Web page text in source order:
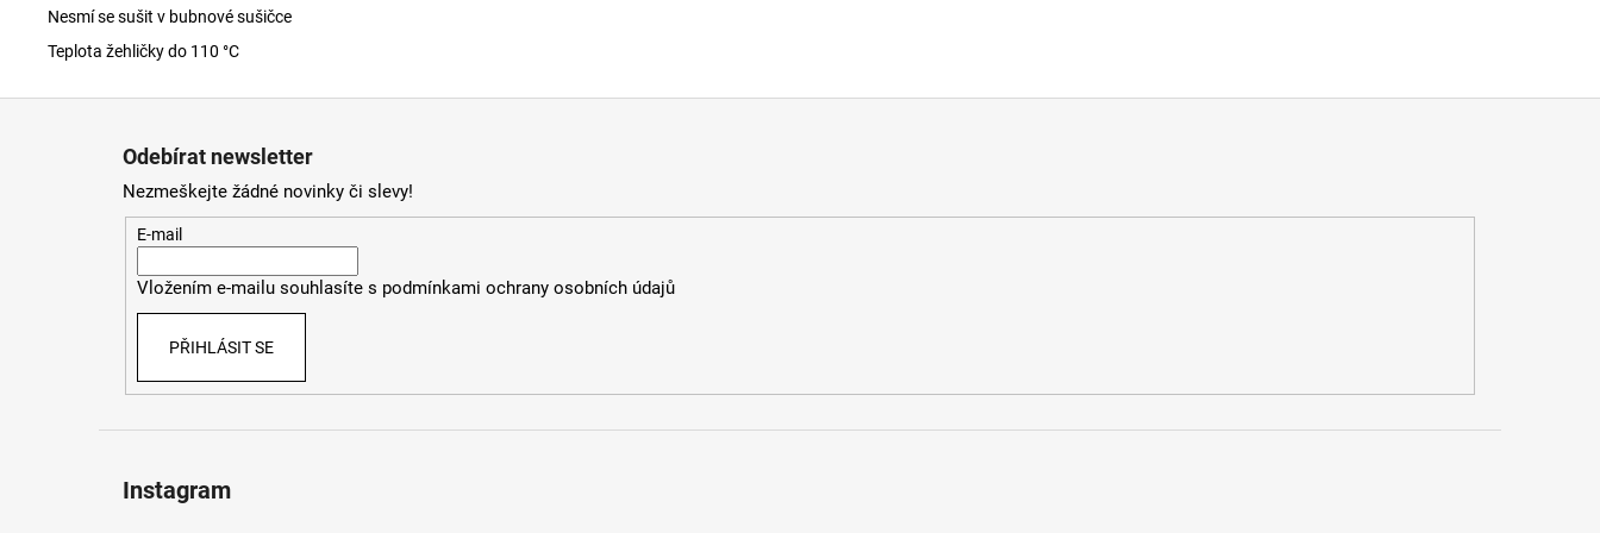
Nesmí se sušit v bubnové sušičce
Teplota žehličky do 110 °C
Odebírat newsletter
Nezmeškejte žádné novinky či slevy!
E-mail
Vložením e-mailu souhlasíte s podmínkami ochrany osobních údajů
PŘIHLÁSIT SE
Instagram